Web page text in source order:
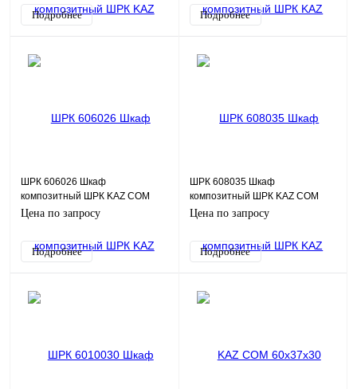
Подробнее Подробнее
ШРК 606026 Шкаф
композитный ШРК KAZ COM
(пластик), IP65, 600х600х260
Цена по запросу
Подробнее
ШРК 608035 Шкаф
композитный ШРК KAZ COM
(пластик), IP65, 600х800х350
Цена по запросу
Подробнее